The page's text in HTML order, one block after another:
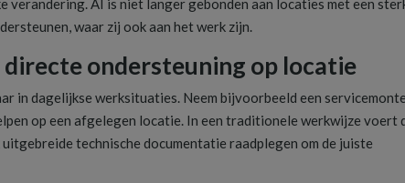
waar zij ook aan het werk zijn.
ondersteuning op locatie
in dagelijkse werksituaties. Neem bijvoorbeeld een
op een afgelegen locatie. In een traditionele werkwijze voert
technische documentatie raadplegen om de juiste